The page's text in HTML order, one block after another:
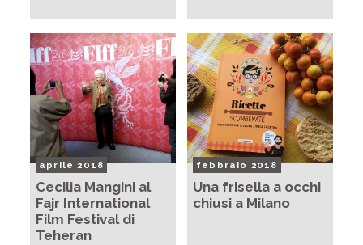
aprile 2018
Cecilia Mangini al
Fajr International
Film Festival di
Teheran
febbraio 2018
Una frisella a occhi
chiusi a Milano